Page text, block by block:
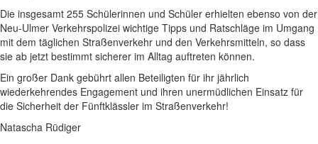
Die insgesamt 255 Schülerinnen und Schüler erhielten ebenso von der
Neu-Ulmer Verkehrspolizei wichtige Tipps und Ratschläge im Umgang
mit dem täglichen Straßenverkehr und den Verkehrsmitteln, so dass
sie ab jetzt bestimmt sicherer im Alltag auftreten können.
Ein großer Dank gebührt allen Beteiligten für ihr jährlich
wiederkehrendes Engagement und ihren unermüdlichen Einsatz für
die Sicherheit der Fünftklässler im Straßenverkehr!
Natascha Rüdiger